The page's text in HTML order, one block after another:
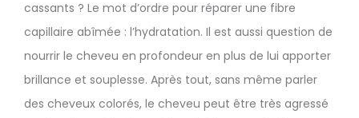
cassants ? Le mot d’ordre pour réparer une fibre
capillaire abîmée : l’hydratation. Il est aussi question de
nourrir le cheveu en profondeur en plus de lui apporter
brillance et souplesse. Après tout, sans même parler
des cheveux colorés, le cheveu peut être très agressé